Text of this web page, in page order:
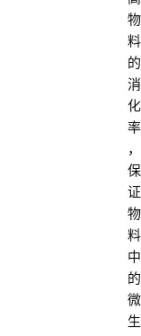
物
料
的
消
化
率
，
保
证
物
料
中
的
微
生